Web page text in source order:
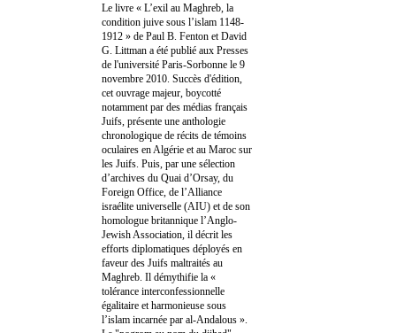
Le livre « L’exil au Maghreb, la
condition juive sous l’islam 1148-
1912 » de Paul B. Fenton et David
G. Littman a été publié aux Presses
de l'université Paris-Sorbonne le 9
novembre 2010. Succès d'édition,
cet ouvrage majeur, boycotté
notamment par des médias français
Juifs, présente une anthologie
chronologique de récits de témoins
oculaires en Algérie et au Maroc sur
les Juifs. Puis, par une sélection
d’archives du Quai d’Orsay, du
Foreign Office, de l’Alliance
israélite universelle (AIU) et de son
homologue britannique l’Anglo-
Jewish Association, il décrit les
efforts diplomatiques déployés en
faveur des Juifs maltraités au
Maghreb. Il démythifie la «
tolérance interconfessionnelle
égalitaire et harmonieuse sous
l’islam incarnée par al-Andalous ».